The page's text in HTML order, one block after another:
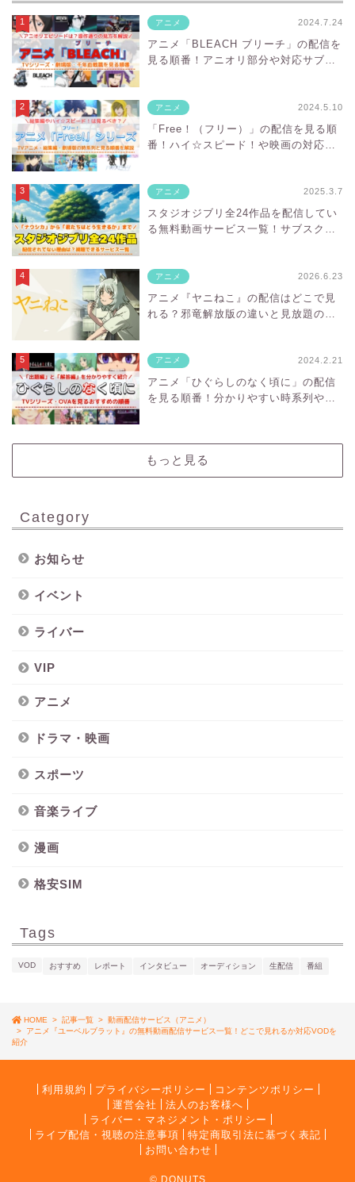
アニメ 2024.7.24
アニメ「BLEACH ブリーチ」の配信を
見る順番！アニオリ部分や対応サブス
アニメ 2024.5.10
「Free！（フリー）」の配信を見る順
番！ハイ☆スピード！や映画の対応サ
アニメ 2025.3.7
スタジオジブリ全24作品を配信してい
る無料動画サービス一覧！サブスクに
アニメ 2026.6.23
アニメ『ヤニねこ』の配信はどこで見
れる？邪竜解放版の違いと見放題の
アニメ 2024.2.21
アニメ「ひぐらしのなく頃に」の配信
を見る順番！分かりやすい時系列や対
もっと見る
Category
お知らせ
イベント
ライバー
VIP
アニメ
ドラマ・映画
スポーツ
音楽ライブ
漫画
格安SIM
Tags
VOD おすすめ レポート インタビュー オーディション 生配信 番組
HOME > 記事一覧 > 動画配信サービス（アニメ）
>
アニメ『ユーベルブラット』の無料動画配信サービス一覧！どこで見れるか対応VODを
紹介
利用規約 プライバシーポリシー
コンテンツポリシー
運営会社
法人のお客様へ
ライバー・マネジメント・ポリシー
ライブ配信・視聴の注意事項
特定商取引法に基づく表記
お問い合わせ